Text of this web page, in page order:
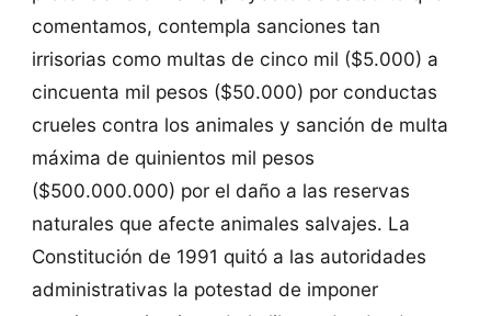
comentamos, contempla sanciones tan
irrisorias como multas de cinco mil ($5.000) a
cincuenta mil pesos ($50.000) por conductas
crueles contra los animales y sanción de multa
máxima de quinientos mil pesos
($500.000.000) por el daño a las reservas
naturales que afecte animales salvajes. La
Constitución de 1991 quitó a las autoridades
administrativas la potestad de imponer